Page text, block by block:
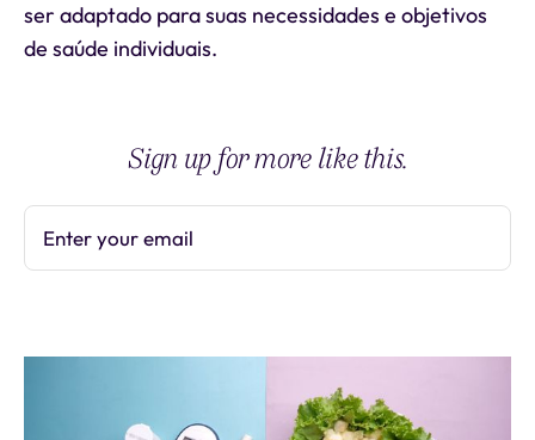
ser adaptado para suas necessidades e objetivos
de saúde individuais.
Sign up for more like this.
Enter your email